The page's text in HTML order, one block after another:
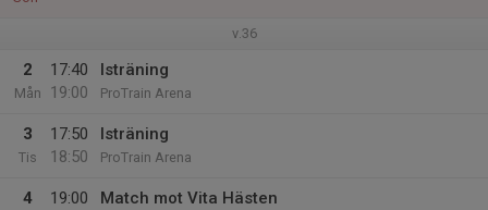
v.36
2
Mån
17:40
19:00
Isträning
ProTrain Arena
3
Tis
17:50
18:50
Isträning
ProTrain Arena
4
19:00
Match mot Vita Hästen